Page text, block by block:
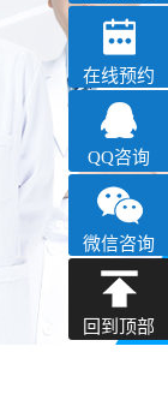
在线预约
QQ咨询
微信咨询
回到顶部